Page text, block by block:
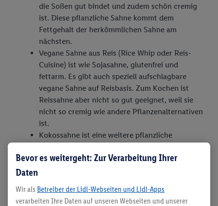
die Soßen gut bindet und zudem schön cremig
ist. Diese pflanzliche Sahne kommt dem
Fettgehalt der herkömmlichen Sahne am
nächsten.
Vegane Sahne aus Reis (Rice Whip oder Reis-
Cuisine) ist wie Sojasahne, glutenfrei und
fettarm. Es gibt auch speziell aufschlagbare
vegane Sahne auf Reisbasis. Zum Kochen ist
Reissahne aber nicht so gut geeignet, weil sie
nicht so cremig wie andere Pflanzenalternativen
ist.
Kokossahne ist eine weitere pflanzliche
ausgezeichnete Wahl ist.
Vegane Sahne selber machen – so
funktioniert es
Bevor es weitergeht: Zur Verarbeitung Ihrer
Daten
Wir als Betreiber der Lidl-Webseiten und Lidl-Apps
verarbeiten Ihre Daten auf unseren Webseiten und unserer